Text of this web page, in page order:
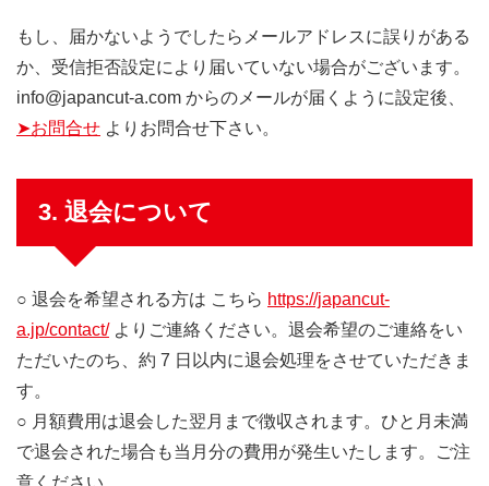
もし、届かないようでしたらメールアドレスに誤りがある
か、受信拒否設定により届いていない場合がございます。
info@japancut-a.com からのメールが届くように設定後、
➤お問合せ よりお問合せ下さい。
3. 退会について
○ 退会を希望される方は こちら https://japancut-
a.jp/contact/よりご連絡ください。退会希望のご連絡をい
ただいたのち、約 7 日以内に退会処理をさせていただきま
す。
○ 月額費用は退会した翌月まで徴収されます。ひと月未満
で退会された場合も当月分の費用が発生いたします。ご注